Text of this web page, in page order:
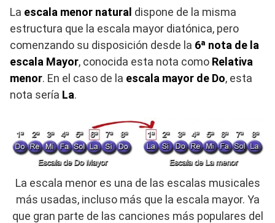
La escala menor natural dispone de la misma
estructura que la escala mayor diatónica, pero
comenzando su disposición desde la 6ª nota de la
escala Mayor, conocida esta nota como Relativa
menor. En el caso de la escala mayor de Do, esta
nota sería La.
La escala menor es una de las escalas musicales
más usadas, incluso más que la escala mayor. Ya
que gran parte de las canciones más populares del